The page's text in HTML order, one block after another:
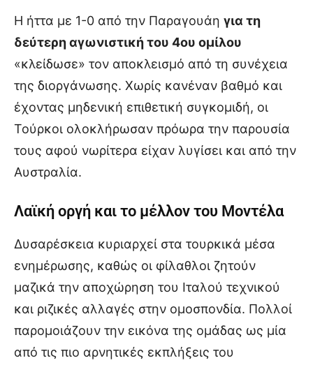
Η ήττα με 1-0 από την Παραγουάη για τη
δεύτερη αγωνιστική του 4ου ομίλου
«κλείδωσε» τον αποκλεισμό από τη συνέχεια
της διοργάνωσης. Χωρίς κανέναν βαθμό και
έχοντας μηδενική επιθετική συγκομιδή, οι
Τούρκοι ολοκλήρωσαν πρόωρα την παρουσία
τους αφού νωρίτερα είχαν λυγίσει και από την
Αυστραλία.
Λαϊκή οργή και το μέλλον του Μοντέλα
Δυσαρέσκεια κυριαρχεί στα τουρκικά μέσα
ενημέρωσης, καθώς οι φίλαθλοι ζητούν
μαζικά την αποχώρηση του Ιταλού τεχνικού
και ριζικές αλλαγές στην ομοσπονδία. Πολλοί
παρομοιάζουν την εικόνα της ομάδας ως μία
από τις πιο αρνητικές εκπλήξεις του